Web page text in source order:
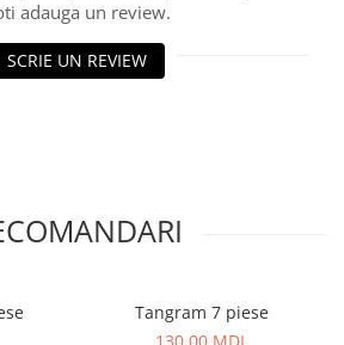
adauga un review.
SCRIE UN REVIEW
Tangram 7 piese